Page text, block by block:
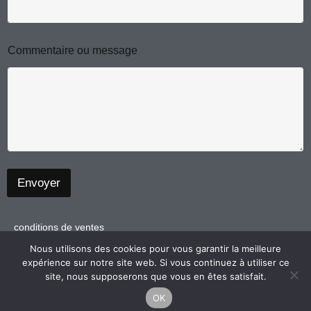
m
-
m
e
t
Commentaire ou message
Envoyer
conditions de ventes
politique de confidentialité
mentions légales
Nous utilisons des cookies pour vous garantir la meilleure
expérience sur notre site web. Si vous continuez à utiliser ce
site, nous supposerons que vous en êtes satisfait.
OK